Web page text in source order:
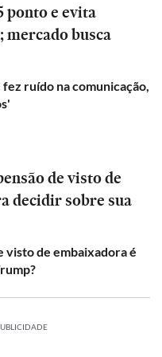
ponto e evita
busca
ruído na comunicação,
de visto de
decidir sobre sua
visto de embaixadora é